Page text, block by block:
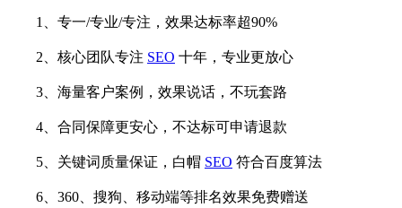
1、专一/专业/专注，效果达标率超90%
2、核心团队专注 SEO 十年，专业更放心
3、海量客户案例，效果说话，不玩套路
4、合同保障更安心，不达标可申请退款
5、关键词质量保证，白帽 SEO 符合百度算法
6、360、搜狗、移动端等排名效果免费赠送